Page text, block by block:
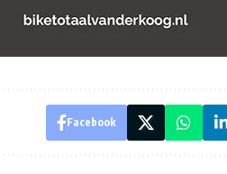
Facebook